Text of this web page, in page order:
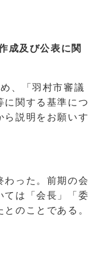
成及び公表に関
、「羽村市審議
に関する基準につ
ら説明をお願いす
わった。前期の会
ては「会長」「委
のことである。